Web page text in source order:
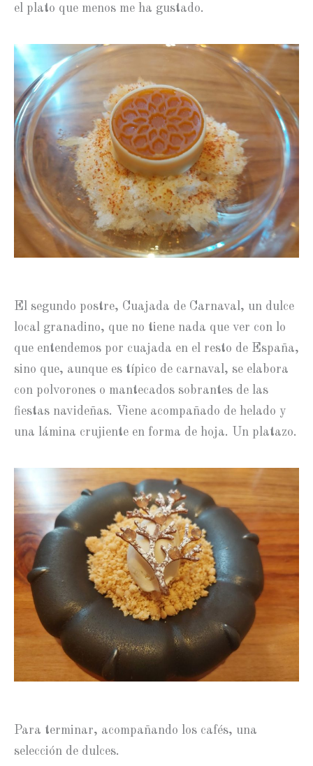
el plato que menos me ha gustado.
El segundo postre, Cuajada de Carnaval, un dulce
local granadino, que no tiene nada que ver con lo
que entendemos por cuajada en el resto de España,
sino que, aunque es típico de carnaval, se elabora
con polvorones o mantecados sobrantes de las
fiestas navideñas. Viene acompañado de helado y
una lámina crujiente en forma de hoja. Un platazo.
Para terminar, acompañando los cafés, una
selección de dulces.